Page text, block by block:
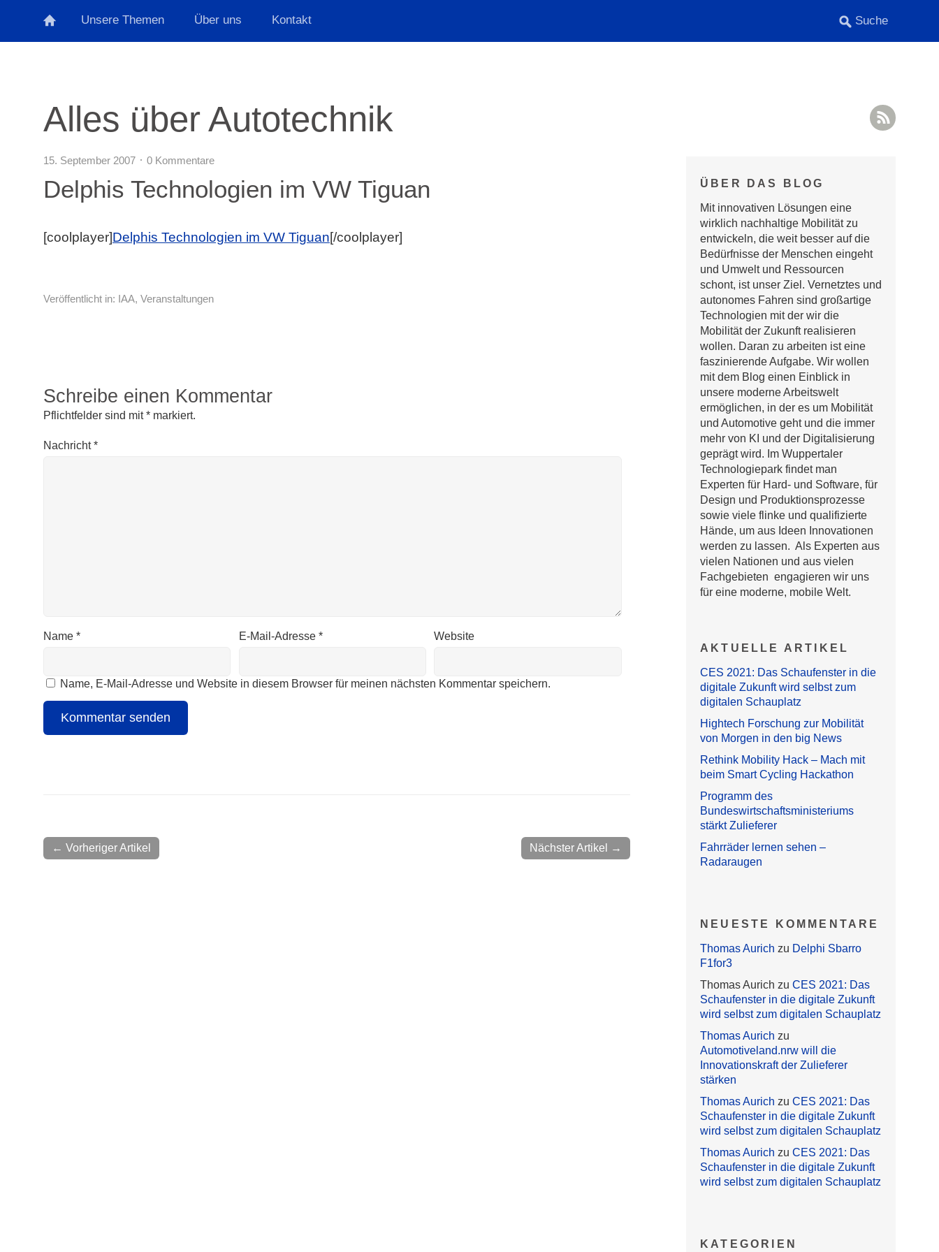
Unsere Themen Über uns Kontakt
Alles über Autotechnik
15. September 2007 0 Kommentare
Delphis Technologien im VW Tiguan
[coolplayer]Delphis Technologien im VW Tiguan[/coolplayer]
Veröffentlicht in: IAA, Veranstaltungen
Schreibe einen Kommentar
Pflichtfelder sind mit* markiert.
Nachricht*
Name * E-Mail-Adresse * Website
Name, E-Mail-Adresse und Website in diesem Browser für meinen nächsten Kommentar speichern.
Nächster Artikel →
← Vorheriger Artikel
ÜBER DAS BLOG
Mit innovativen Lösungen eine
wirklich nachhaltige Mobilität zu
entwickeln, die weit besser auf die
Bedürfnisse der Menschen eingeht
und Umwelt und Ressourcen
schont, ist unser Ziel. Vernetztes und
autonomes Fahren sind großartige
Technologien mit der wir die
Mobilität der Zukunft realisieren
wollen. Daran zu arbeiten ist eine
faszinierende Aufgabe. Wir wollen
mit dem Blog einen Einblick in
unsere moderne Arbeitswelt
ermöglichen, in der es um Mobilität
und Automotive geht und die immer
mehr von KI und der Digitalisierung
geprägt wird. Im Wuppertaler
Technologiepark findet man
Experten für Hard- und Software, für
Design und Produktionsprozesse
sowie viele flinke und qualifizierte
Hände, um aus Ideen Innovationen
werden zu lassen. Als Experten aus
vielen Nationen und aus vielen
Fachgebieten engagieren wir uns
für eine moderne, mobile Welt.
AKTUELLE ARTIKEL
CES 2021: Das Schaufenster in die
digitale Zukunft wird selbst zum
digitalen Schauplatz
Hightech Forschung zur Mobilität
von Morgen in den big News
Rethink Mobility Hack – Mach mit
beim Smart Cycling Hackathon
Programm des
Bundeswirtschaftsministeriums
stärkt Zulieferer
Fahrräder lernen sehen –
Radaraugen
NEUESTE KOMMENTARE
Thomas Aurich zu Delphi Sbarro
F1for3
Thomas Aurich zu CES 2021: Das
Schaufenster in die digitale Zukunft
wird selbst zum digitalen Schauplatz
Thomas Aurich zu
Automotiveland.nrw will die
Innovationskraft der Zulieferer
stärken
Thomas Aurich zu CES 2021: Das
Schaufenster in die digitale Zukunft
wird selbst zum digitalen Schauplatz
Thomas Aurich zu CES 2021: Das
Schaufenster in die digitale Zukunft
wird selbst zum digitalen Schauplatz
KATEGORIEN